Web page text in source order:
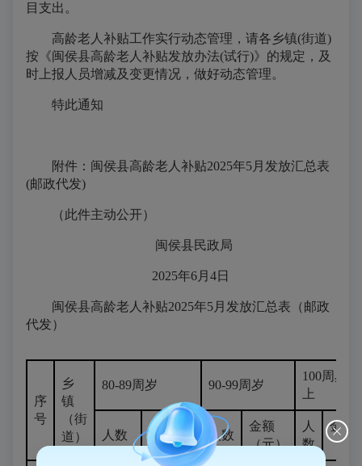
目支出。
高龄老人补贴工作实行动态管理，请各乡镇(街道)
按《闽侯县高龄老人补贴发放办法(试行)》的规定，及
时上报人员增减及变更情况，做好动态管理。
特此通知
附件：闽侯县高龄老人补贴2025年5月发放汇总表
(邮政代发)
（此件主动公开）
闽侯县民政局
2025年6月4日
闽侯县高龄老人补贴2025年5月发放汇总表（邮政
代发）
序
号
乡
镇
（街
道）
80-89周岁 90-99周岁
100周岁以
上
人数
金额
（元）
人数
金额
（元）
人
数
金额
（元